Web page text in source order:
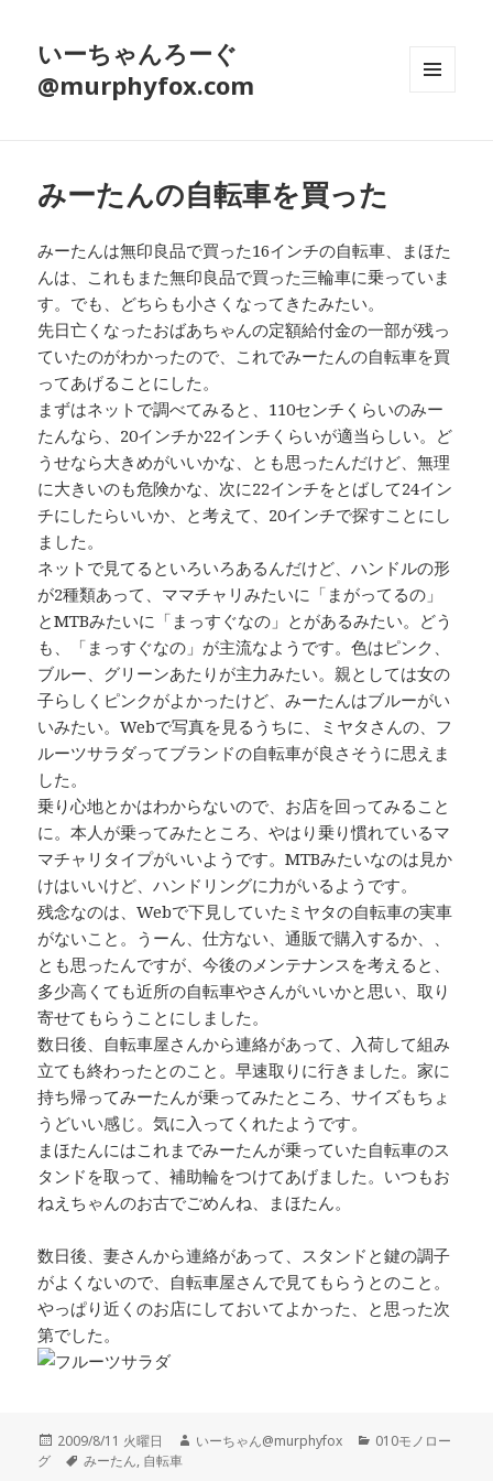
いーちゃんろーぐ
@murphyfox.com
みーたんの自転車を買った
みーたんは無印良品で買った16インチの自転車、まほた
んは、これもまた無印良品で買った三輪車に乗っていま
す。でも、どちらも小さくなってきたみたい。
先日亡くなったおばあちゃんの定額給付金の一部が残っ
ていたのがわかったので、これでみーたんの自転車を買
ってあげることにした。
まずはネットで調べてみると、110センチくらいのみー
たんなら、20インチか22インチくらいが適当らしい。ど
うせなら大きめがいいかな、とも思ったんだけど、無理
に大きいのも危険かな、次に22インチをとばして24イン
チにしたらいいか、と考えて、20インチで探すことにし
ました。
ネットで見てるといろいろあるんだけど、ハンドルの形
が2種類あって、ママチャリみたいに「まがってるの」
とMTBみたいに「まっすぐなの」とがあるみたい。どう
も、「まっすぐなの」が主流なようです。色はピンク、
ブルー、グリーンあたりが主力みたい。親としては女の
子らしくピンクがよかったけど、みーたんはブルーがい
いみたい。Webで写真を見るうちに、ミヤタさんの、フ
ルーツサラダってブランドの自転車が良さそうに思えま
した。
乗り心地とかはわからないので、お店を回ってみること
に。本人が乗ってみたところ、やはり乗り慣れているマ
マチャリタイプがいいようです。MTBみたいなのは見か
けはいいけど、ハンドリングに力がいるようです。
残念なのは、Webで下見していたミヤタの自転車の実車
がないこと。うーん、仕方ない、通販で購入するか、、
とも思ったんですが、今後のメンテナンスを考えると、
多少高くても近所の自転車やさんがいいかと思い、取り
寄せてもらうことにしました。
数日後、自転車屋さんから連絡があって、入荷して組み
立ても終わったとのこと。早速取りに行きました。家に
持ち帰ってみーたんが乗ってみたところ、サイズもちょ
うどいい感じ。気に入ってくれたようです。
まほたんにはこれまでみーたんが乗っていた自転車のス
タンドを取って、補助輪をつけてあげました。いつもお
ねえちゃんのお古でごめんね、まほたん。
数日後、妻さんから連絡があって、スタンドと鍵の調子
がよくないので、自転車屋さんで見てもらうとのこと。
やっぱり近くのお店にしておいてよかった、と思った次
第でした。
投
稿
2009/8/11 火曜日
作
いーちゃん@murphyfox
カ
010モノロー
グ
タ
みーたん, 自転車